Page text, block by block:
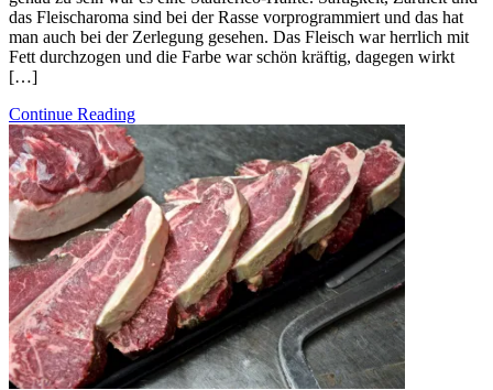
das Fleischaroma sind bei der Rasse vorprogrammiert und das hat
man auch bei der Zerlegung gesehen. Das Fleisch war herrlich mit
Fett durchzogen und die Farbe war schön kräftig, dagegen wirkt
[…]
Continue Reading